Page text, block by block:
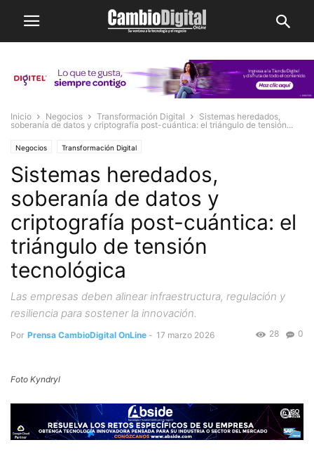
Inicio Negocios Transformación Digital
Sistemas heredados,
soberanía de datos y criptografía post-cuántica: el triángulo de tensión...
Negocios Transformación Digital
Sistemas heredados,
soberanía de datos y
criptografía post-cuántica: el
triángulo de tensión
tecnológica
Las empresas deben alinear infraestructura, regulación y
resiliencia para sostener la innovación.
Por Prensa CambioDigital OnLine - 17 marzo 2026 0
28
Foto Kyndryl